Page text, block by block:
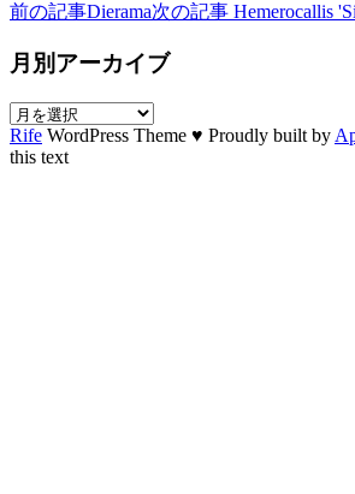
前の記事Dierama次の記事 Hemerocallis
月別アーカイブ
月
別
ア
Rife WordPress Theme ♥ Proudly built by
this text